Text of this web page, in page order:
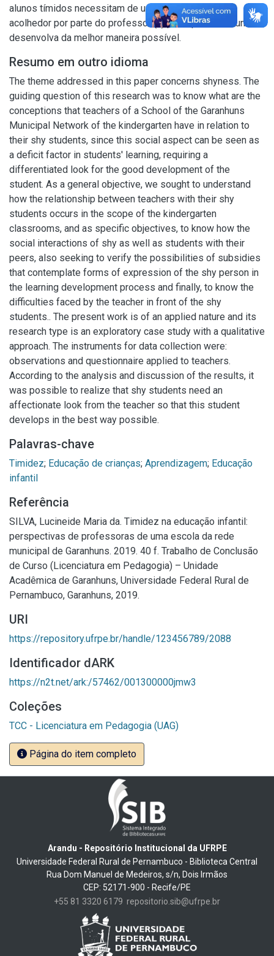
alunos tímidos necessitam de um olhar afetuoso e
acolhedor por parte do professor (a) para que este aluno se
desenvolva da melhor maneira possível.
Resumo em outro idioma
The theme addressed in this paper concerns shyness. The
guiding question of this research was to know what are the
conceptions that teachers of a School of the Garanhuns
Municipal Network of the kindergarten have in relation to
their shy students, since this social aspect can be seen as
a deficit factor in students' learning, requiring a
differentiated look for the good development of the
student. As a general objective, we sought to understand
how the relationship between teachers with their shy
students occurs in the scope of the kindergarten
classrooms, and as specific objectives, to know how the
social interactions of shy as well as students with their
peers, also seeking to verify the possibilities of subsidies
that contemplate forms of expression of the shy person in
the learning development process and finally, to know the
difficulties faced by the teacher in front of the shy
students.. The present work is of an applied nature and its
research type is an exploratory case study with a qualitative
approach. The instruments for data collection were:
observations and questionnaire applied to teachers.
According to the analysis and discussion of the results, it
was possible to realize that shy students need an
affectionate look from the teacher so that this student
develops in the best way possible.
Palavras-chave
Timidez; Educação de crianças; Aprendizagem; Educação
infantil
Referência
SILVA, Lucineide Maria da. Timidez na educação infantil:
perspectivas de professoras de uma escola da rede
municipal de Garanhuns. 2019. 40 f. Trabalho de Conclusão
de Curso (Licenciatura em Pedagogia) – Unidade
Acadêmica de Garanhuns, Universidade Federal Rural de
Pernambuco, Garanhuns, 2019.
URI
https://repository.ufrpe.br/handle/123456789/2088
Identificador dARK
https://n2t.net/ark:/57462/001300000jmw3
Coleções
TCC - Licenciatura em Pedagogia (UAG)
Página do item completo
Arandu - Repositório Institucional da UFRPE
Universidade Federal Rural de Pernambuco - Biblioteca Central
Rua Dom Manuel de Medeiros, s/n, Dois Irmãos
CEP: 52171-900 - Recife/PE
+55 81 3320 6179 repositorio.sib@ufrpe.br